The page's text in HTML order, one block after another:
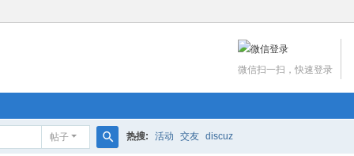
微信扫一扫，快速登录
帖子 热搜: 活动 交友 discuz